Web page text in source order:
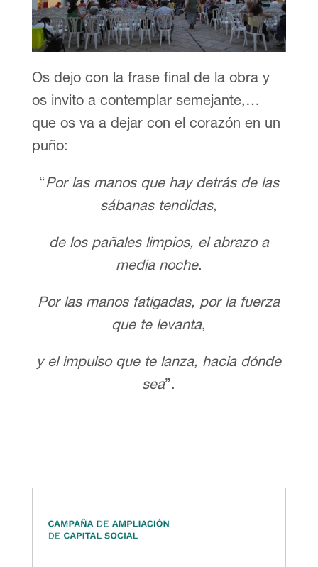
Os dejo con la frase final de la obra y
os invito a contemplar semejante,…
que os va a dejar con el corazón en un
puño:
“Por las manos que hay detrás de las
sábanas tendidas,
de los pañales limpios, el abrazo a
media noche.
Por las manos fatigadas, por la fuerza
que te levanta,
y el impulso que te lanza, hacia dónde
sea”.